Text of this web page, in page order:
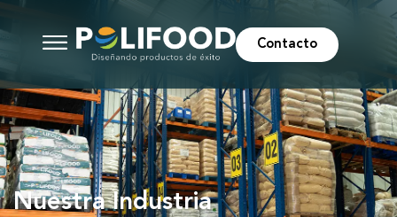
Contacto
Nuestra Industria